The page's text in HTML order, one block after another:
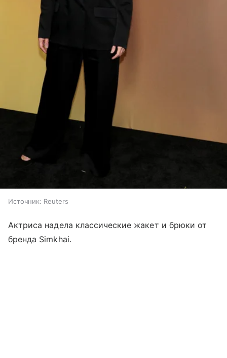
Источник: Reuters
Актриса надела классические жакет и брюки от
бренда Simkhai.